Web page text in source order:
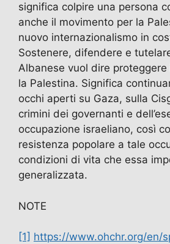
significa colpire una persona
anche il movimento per la
nuovo internazionalismo in
Sostenere, difendere e
Albanese vuol dire
la Palestina. Significa
occhi aperti su Gaza, sulla
crimini dei governanti e
occupazione israeliano, così
resistenza popolare a tale
condizioni di vita che essa
generalizzata.
NOTE
[1] https://www.ohchr.org/en/